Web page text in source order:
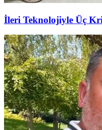
İleri Teknolojiyle Üç